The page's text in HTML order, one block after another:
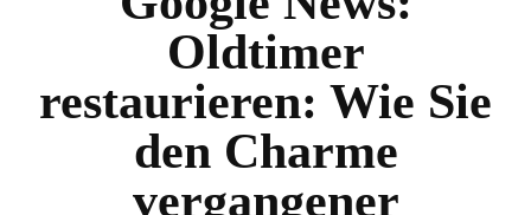
Oldtimer
restaurieren: Wie Sie
den Charme
vergangener